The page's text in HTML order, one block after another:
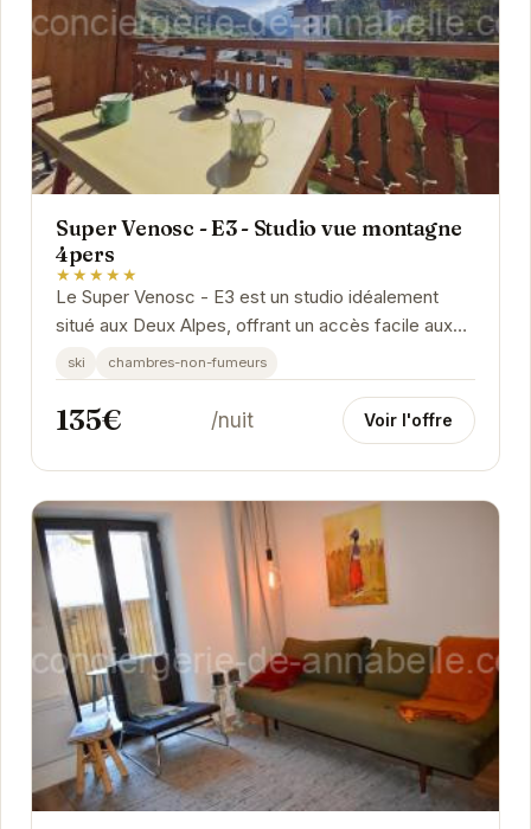
Super Venosc - E3 - Studio vue montagne
4pers
★★★★★
Le Super Venosc - E3 est un studio idéalement
situé aux Deux Alpes, offrant un accès facile aux
pistes de ski et aux nombreuses activités de la...
ski chambres-non-fumeurs
135€ /nuit Voir l'offre